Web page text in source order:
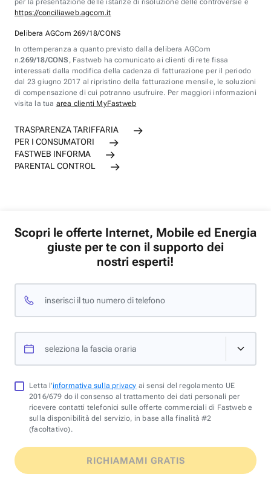
per la presentazione delle istanze di risoluzione delle controversie è
https://conciliaweb.agcom.it
Delibera AGCom 269/18/CONS
In ottemperanza a quanto previsto dalla delibera AGCom
n.269/18/CONS , Fastweb ha comunicato ai clienti di rete fissa
interessati dalla modifica della cadenza di fatturazione per il periodo
dal 23 giugno 2017 al ripristino della fatturazione mensile, le soluzioni
di compensazione di cui potranno usufruire. Per maggiori informazioni
visita la tua area clienti MyFastweb
TRASPARENZA TARIFFARIA
PER I CONSUMATORI
FASTWEB INFORMA
PARENTAL CONTROL
Scopri le offerte Internet, Mobile ed Energia
giuste per te con il supporto dei
nostri esperti!
inserisci il tuo numero di telefono
seleziona la fascia oraria
Letta l'informativa sulla privacy ai sensi del regolamento UE
2016/679 do il consenso al trattamento dei dati personali per
ricevere contatti telefonici sulle offerte commerciali di Fastweb e
sulla disponibilità del servizio, in base alla finalità #2
(facoltativo).
RICHIAMAMI GRATIS